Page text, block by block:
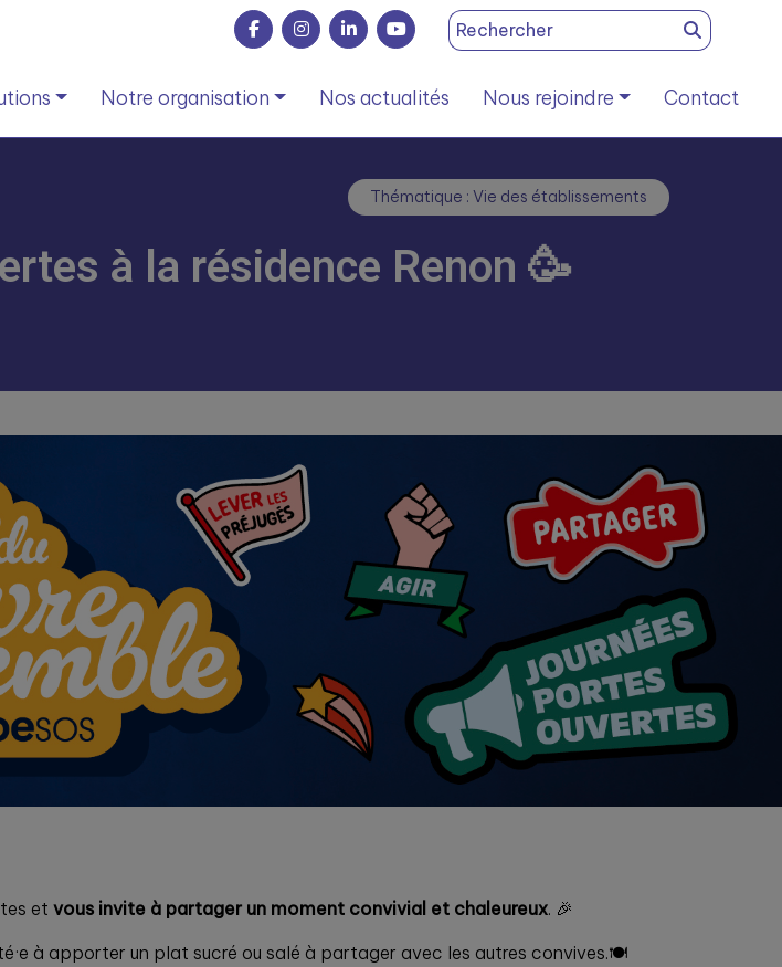
Search
for:
Notre organisation Nos actualités Nous rejoindre Contact
Thématique : Vie des établissements
à la résidence Renon 🥳
et vous invite à partager un moment convivial et chaleureux. 🎉
à apporter un plat sucré ou salé à partager avec les autres convives.🍽️